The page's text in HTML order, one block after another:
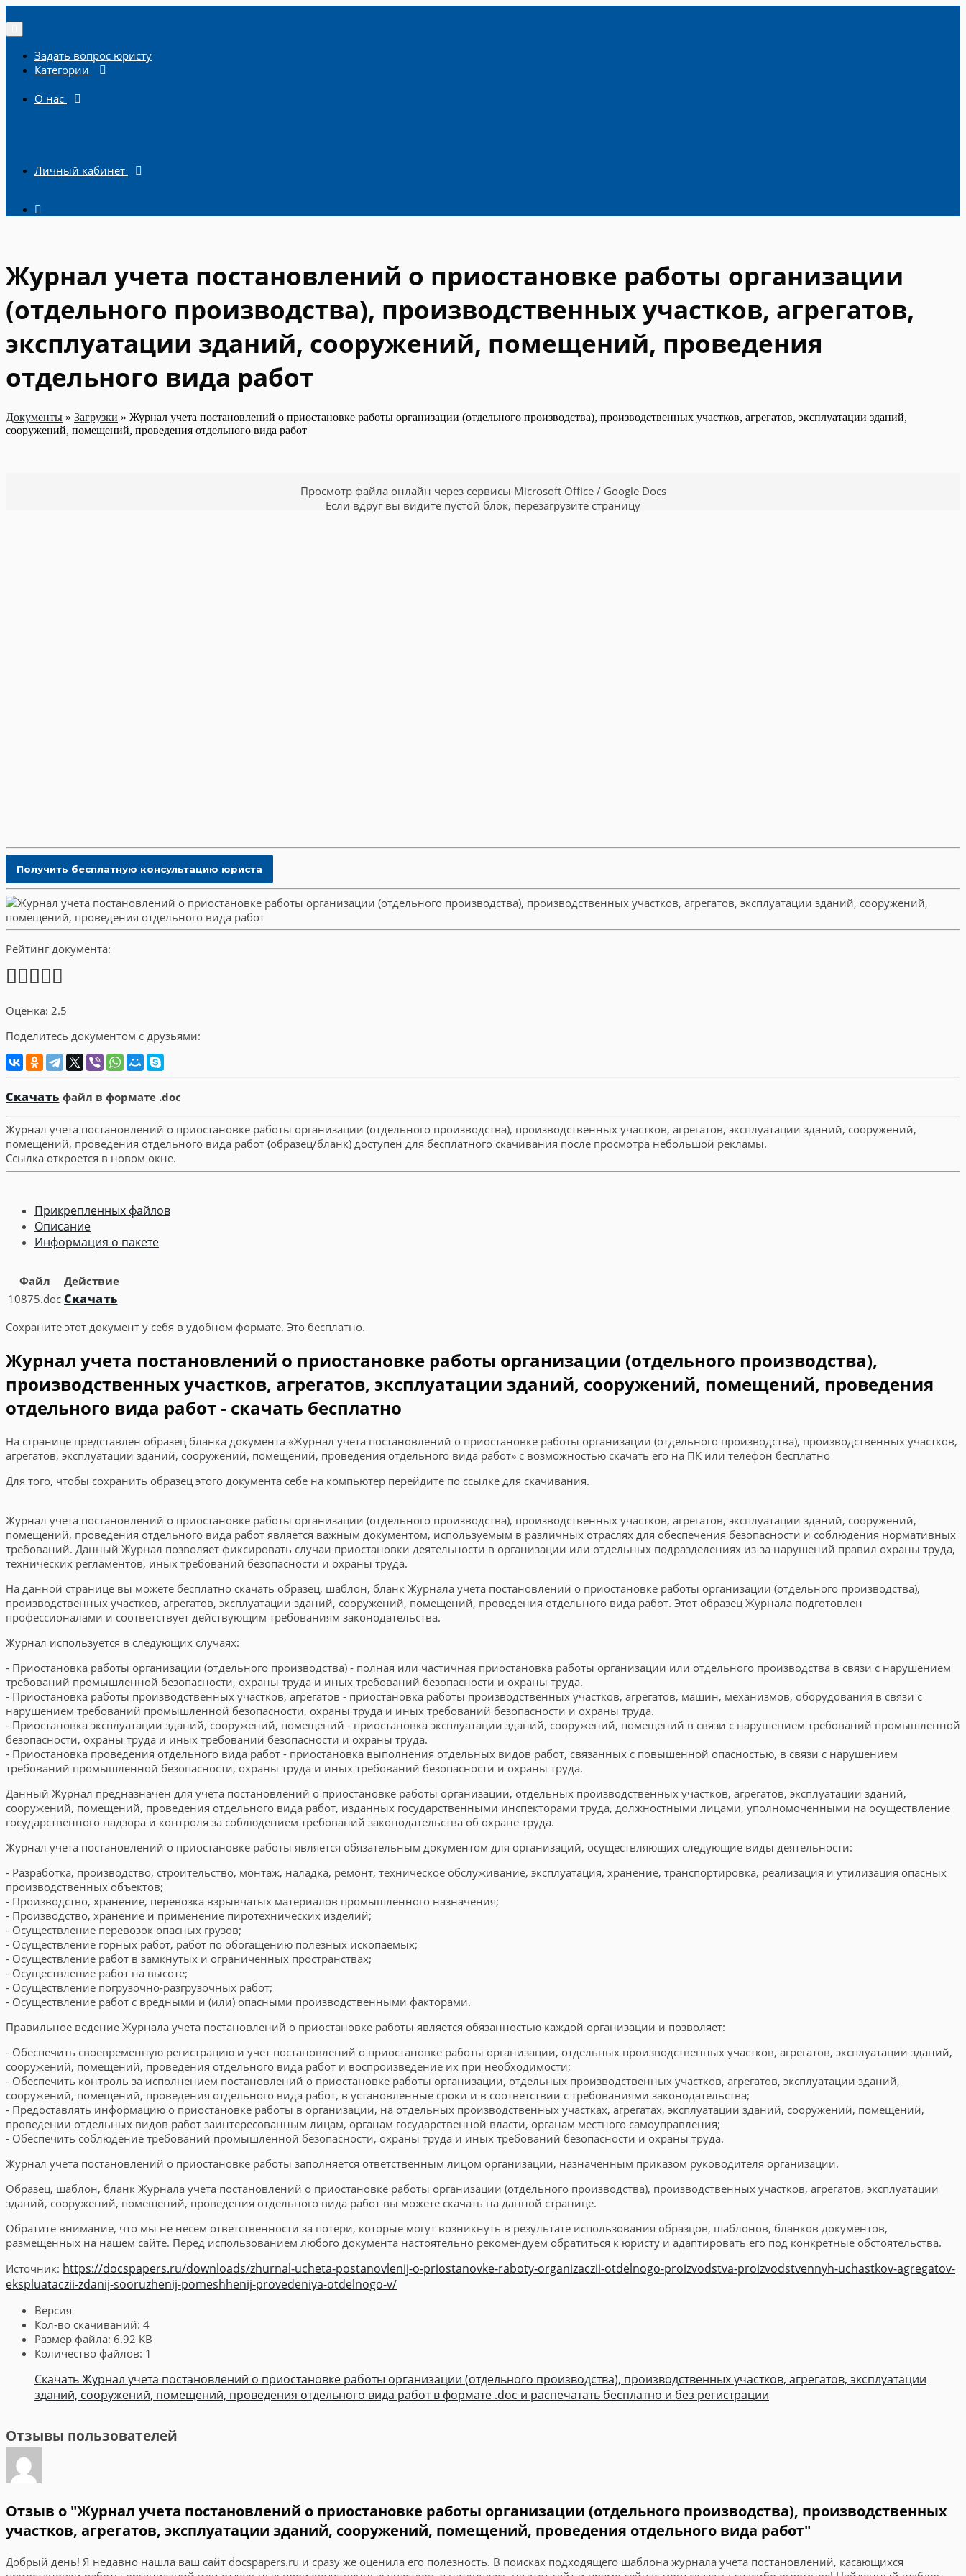
Задать вопрос юристу
Категории
О нас
Личный кабинет
Журнал учета постановлений о приостановке работы организации
(отдельного производства), производственных участков, агрегатов,
эксплуатации зданий, сооружений, помещений, проведения
отдельного вида работ
Документы » Загрузки » Журнал учета постановлений о приостановке работы организации (отдельного производства), производственных участков, агрегатов, эксплуатации зданий,
сооружений, помещений, проведения отдельного вида работ
Просмотр файла онлайн через сервисы Microsoft Office / Google Docs
Если вдруг вы видите пустой блок, перезагрузите страницу
Рейтинг документа:
Оценка: 2.5
Поделитесь документом с друзьями:
Скачать файл в формате .doc
Журнал учета постановлений о приостановке работы организации (отдельного производства), производственных участков, агрегатов, эксплуатации зданий, сооружений,
помещений, проведения отдельного вида работ (образец/бланк) доступен для бесплатного скачивания после просмотра небольшой рекламы.
Ссылка откроется в новом окне.
Прикрепленных файлов
Описание
Информация о пакете
Файл
Действие
10875.doc Скачать
Сохраните этот документ у себя в удобном формате. Это бесплатно.
Журнал учета постановлений о приостановке работы организации (отдельного производства),
производственных участков, агрегатов, эксплуатации зданий, сооружений, помещений, проведения
отдельного вида работ - скачать бесплатно
На странице представлен образец бланка документа «Журнал учета постановлений о приостановке работы организации (отдельного производства), производственных участков,
агрегатов, эксплуатации зданий, сооружений, помещений, проведения отдельного вида работ» с возможностью скачать его на ПК или телефон бесплатно
Для того, чтобы сохранить образец этого документа себе на компьютер перейдите по ссылке для скачивания.
Журнал учета постановлений о приостановке работы организации (отдельного производства), производственных участков, агрегатов, эксплуатации зданий, сооружений,
помещений, проведения отдельного вида работ является важным документом, используемым в различных отраслях для обеспечения безопасности и соблюдения нормативных
требований. Данный Журнал позволяет фиксировать случаи приостановки деятельности в организации или отдельных подразделениях из-за нарушений правил охраны труда,
технических регламентов, иных требований безопасности и охраны труда.
На данной странице вы можете бесплатно скачать образец, шаблон, бланк Журнала учета постановлений о приостановке работы организации (отдельного производства),
производственных участков, агрегатов, эксплуатации зданий, сооружений, помещений, проведения отдельного вида работ. Этот образец Журнала подготовлен
профессионалами и соответствует действующим требованиям законодательства.
Журнал используется в следующих случаях:
- Приостановка работы организации (отдельного производства) - полная или частичная приостановка работы организации или отдельного производства в связи с нарушением
требований промышленной безопасности, охраны труда и иных требований безопасности и охраны труда.
- Приостановка работы производственных участков, агрегатов - приостановка работы производственных участков, агрегатов, машин, механизмов, оборудования в связи с
нарушением требований промышленной безопасности, охраны труда и иных требований безопасности и охраны труда.
- Приостановка эксплуатации зданий, сооружений, помещений - приостановка эксплуатации зданий, сооружений, помещений в связи с нарушением требований промышленной
безопасности, охраны труда и иных требований безопасности и охраны труда.
- Приостановка проведения отдельного вида работ - приостановка выполнения отдельных видов работ, связанных с повышенной опасностью, в связи с нарушением
требований промышленной безопасности, охраны труда и иных требований безопасности и охраны труда.
Данный Журнал предназначен для учета постановлений о приостановке работы организации, отдельных производственных участков, агрегатов, эксплуатации зданий,
сооружений, помещений, проведения отдельного вида работ, изданных государственными инспекторами труда, должностными лицами, уполномоченными на осуществление
государственного надзора и контроля за соблюдением требований законодательства об охране труда.
Журнал учета постановлений о приостановке работы является обязательным документом для организаций, осуществляющих следующие виды деятельности:
- Разработка, производство, строительство, монтаж, наладка, ремонт, техническое обслуживание, эксплуатация, хранение, транспортировка, реализация и утилизация опасных
производственных объектов;
- Производство, хранение, перевозка взрывчатых материалов промышленного назначения;
- Производство, хранение и применение пиротехнических изделий;
- Осуществление перевозок опасных грузов;
- Осуществление горных работ, работ по обогащению полезных ископаемых;
- Осуществление работ в замкнутых и ограниченных пространствах;
- Осуществление работ на высоте;
- Осуществление погрузочно-разгрузочных работ;
- Осуществление работ с вредными и (или) опасными производственными факторами.
Правильное ведение Журнала учета постановлений о приостановке работы является обязанностью каждой организации и позволяет:
- Обеспечить своевременную регистрацию и учет постановлений о приостановке работы организации, отдельных производственных участков, агрегатов, эксплуатации зданий,
сооружений, помещений, проведения отдельного вида работ и воспроизведение их при необходимости;
- Обеспечить контроль за исполнением постановлений о приостановке работы организации, отдельных производственных участков, агрегатов, эксплуатации зданий,
сооружений, помещений, проведения отдельного вида работ, в установленные сроки и в соответствии с требованиями законодательства;
- Предоставлять информацию о приостановке работы в организации, на отдельных производственных участках, агрегатах, эксплуатации зданий, сооружений, помещений,
проведении отдельных видов работ заинтересованным лицам, органам государственной власти, органам местного самоуправления;
- Обеспечить соблюдение требований промышленной безопасности, охраны труда и иных требований безопасности и охраны труда.
Журнал учета постановлений о приостановке работы заполняется ответственным лицом организации, назначенным приказом руководителя организации.
Образец, шаблон, бланк Журнала учета постановлений о приостановке работы организации (отдельного производства), производственных участков, агрегатов, эксплуатации
зданий, сооружений, помещений, проведения отдельного вида работ вы можете скачать на данной странице.
Обратите внимание, что мы не несем ответственности за потери, которые могут возникнуть в результате использования образцов, шаблонов, бланков документов,
размещенных на нашем сайте. Перед использованием любого документа настоятельно рекомендуем обратиться к юристу и адаптировать его под конкретные обстоятельства.
Источник: https://docspapers.ru/downloads/zhurnal-ucheta-postanovlenij-o-priostanovke-raboty-organizaczii-otdelnogo-proizvodstva-proizvodstvennyh-uchastkov-agregatov-
ekspluataczii-zdanij-sooruzhenij-pomeshhenij-provedeniya-otdelnogo-v/
Версия
Кол-во скачиваний: 4
Размер файла: 6.92 KB
Количество файлов: 1
Скачать Журнал учета постановлений о приостановке работы организации (отдельного производства), производственных участков, агрегатов, эксплуатации
зданий, сооружений, помещений, проведения отдельного вида работ в формате .doc и распечатать бесплатно и без регистрации
Отзывы пользователей
Отзыв о "Журнал учета постановлений о приостановке работы организации (отдельного производства), производственных
участков, агрегатов, эксплуатации зданий, сооружений, помещений, проведения отдельного вида работ"
Добрый день! Я недавно нашла ваш сайт docspapers.ru и сразу же оценила его полезность. В поисках подходящего шаблона журнала учета постановлений, касающихся